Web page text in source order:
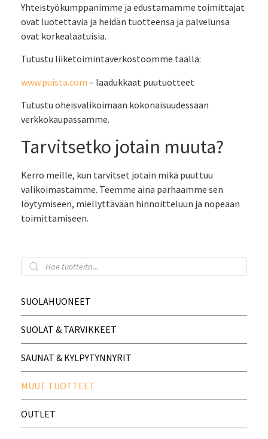
Yhteistyökumppanimme ja edustamamme toimittajat
ovat luotettavia ja heidän tuotteensa ja palvelunsa
ovat korkealaatuisia.
Tutustu liiketoimintaverkostoomme täällä:
www.puista.com – laadukkaat puutuotteet
Tutustu oheisvalikoimaan kokonaisuudessaan
verkkokaupassamme.
Tarvitsetko jotain muuta?
Kerro meille, kun tarvitset jotain mikä puuttuu
valikoimastamme. Teemme aina parhaamme sen
löytymiseen, miellyttävään hinnoitteluun ja nopeaan
toimittamiseen.
SUOLAHUONEET
SUOLAT & TARVIKKEET
SAUNAT & KYLPYTYNNYRIT
MUUT TUOTTEET
OUTLET